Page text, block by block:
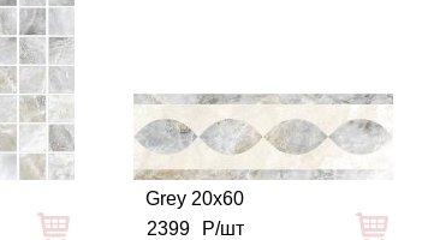
Grey 20x60
2399
Р/шт